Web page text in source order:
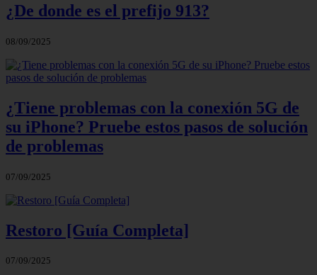
¿De donde es el prefijo 913?
08/09/2025
¿Tiene problemas con la conexión 5G de
su iPhone? Pruebe estos pasos de solución
de problemas
07/09/2025
Restoro [Guía Completa]
07/09/2025